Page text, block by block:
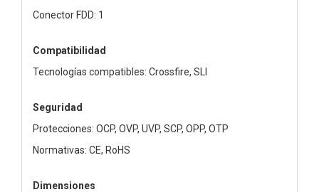
Conector FDD: 1
Compatibilidad
Tecnologías compatibles: Crossfire, SLI
Seguridad
Protecciones: OCP, OVP, UVP, SCP, OPP, OTP
Normativas: CE, RoHS
Dimensiones